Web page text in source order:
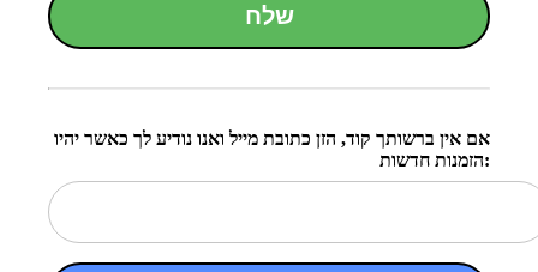
שלח
אם אין ברשותך קוד, הזן כתובת מייל ואנו נודיע לך כאשר יהיו
הזמנות חדשות: